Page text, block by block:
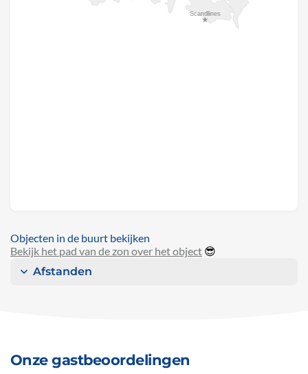
Objecten in de buurt bekijken
Bekijk het pad van de zon over het object 😎
Afstanden
Onze gastbeoordelingen